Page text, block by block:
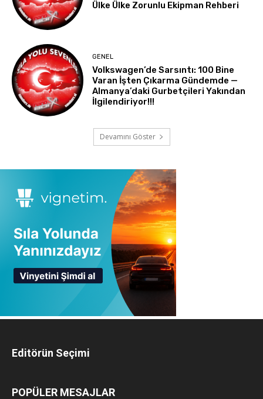
Ülke Ülke Zorunlu Ekipman Rehberi
GENEL
Volkswagen’de Sarsıntı: 100 Bine
Varan İşten Çıkarma Gündemde —
Almanya’daki Gurbetçileri Yakından
İlgilendiriyor!!!
Devamını Göster
Editörün Seçimi
POPÜLER MESAJLAR